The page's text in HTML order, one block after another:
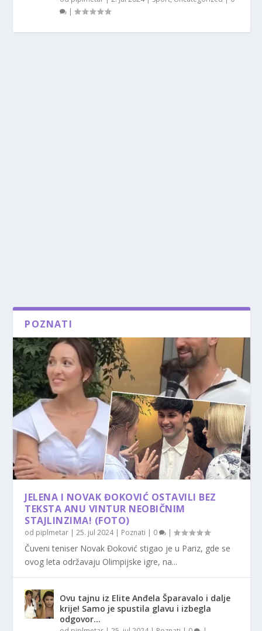
|
POZNATI
JELENA I NOVAK ĐOKOVIĆ OSTAVILI BEZ
TEKSTA ANU VINTUR NEOBIČNIM
STAJLINZIMA! (FOTO)
od piplmetar |25. jul 2024| Poznati | 0 |
Čuveni teniser Novak Đoković stigao je u Pariz, gde se
ovog leta održavaju Olimpijske igre, na...
Ovu tajnu iz Elite Anđela Šparavalo i dalje
krije! Samo je spustila glavu i izbegla
odgovor…